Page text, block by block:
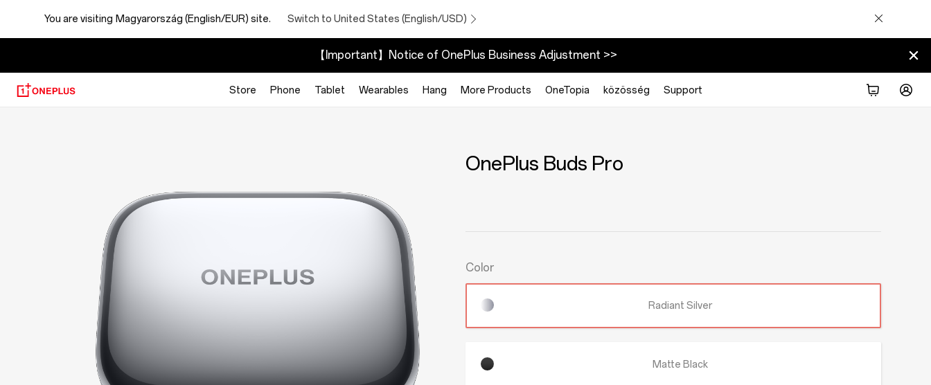
OnePlus
Pro
You are visiting Magyarország (English/EUR) site. Switch to United States (English/USD)
【Important】Notice of OnePlus Business Adjustment >>
Store Phone Tablet Wearables Hang More Products OneTopia közösség Support
OnePlus Buds Pro
Color
Radiant Silver
Matte Black